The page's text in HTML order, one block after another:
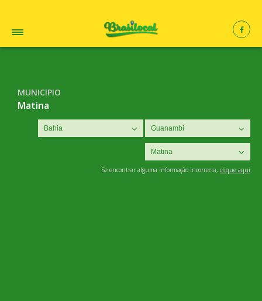
MUNICIPIO
Matina
Se encontrar alguma informação incorrecta, clique aqui